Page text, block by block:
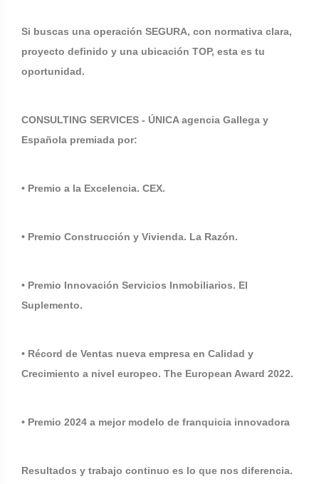
Si buscas una operación SEGURA, con normativa clara,
proyecto definido y una ubicación TOP, esta es tu
oportunidad.
CONSULTING SERVICES - ÚNICA agencia Gallega y
Española premiada por:
• Premio a la Excelencia. CEX.
• Premio Construcción y Vivienda. La Razón.
• Premio Innovación Servicios Inmobiliarios. El
Suplemento.
• Récord de Ventas nueva empresa en Calidad y
Crecimiento a nivel europeo. The European Award 2022.
• Premio 2024 a mejor modelo de franquicia innovadora
Resultados y trabajo continuo es lo que nos diferencia.